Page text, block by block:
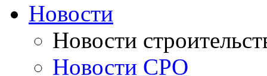
Новости
Новости
Новости СРО